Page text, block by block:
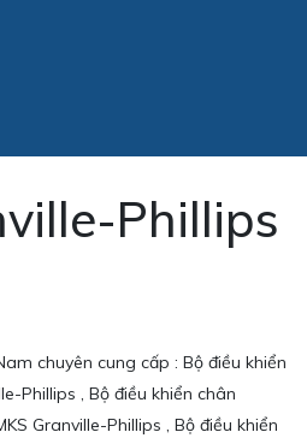
Phillips
chuyên cung cấp : Bộ điều khiển
Phillips , Bộ điều khiển chân
Granville-Phillips , Bộ điều khiển